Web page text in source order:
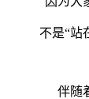
不是“站
伴随